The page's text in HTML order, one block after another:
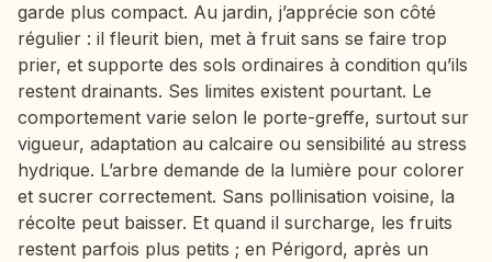
garde plus compact. Au jardin, j’apprécie son côté
régulier : il fleurit bien, met à fruit sans se faire trop
prier, et supporte des sols ordinaires à condition qu’ils
restent drainants. Ses limites existent pourtant. Le
comportement varie selon le porte-greffe, surtout sur
vigueur, adaptation au calcaire ou sensibilité au stress
hydrique. L’arbre demande de la lumière pour colorer
et sucrer correctement. Sans pollinisation voisine, la
récolte peut baisser. Et quand il surcharge, les fruits
restent parfois plus petits ; en Périgord, après un